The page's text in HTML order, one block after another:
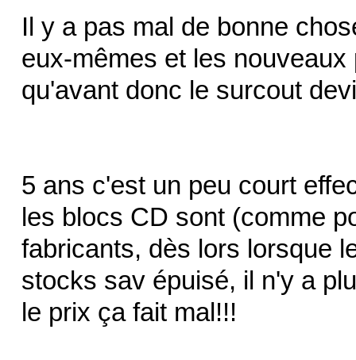
Il y a pas mal de bonne
eux-mêmes et les
qu'avant donc le surcout
5 ans c'est un peu court
les blocs CD sont (comme
fabricants, dès lors lorsque
stocks sav épuisé, il n'y a
le prix ça fait mal!!!